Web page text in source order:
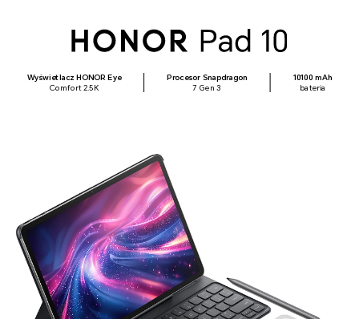
Wyświetlacz HONOR Eye
Comfort 2.5K
Procesor Snapdragon
7 Gen 3
10100 mAh
bateria